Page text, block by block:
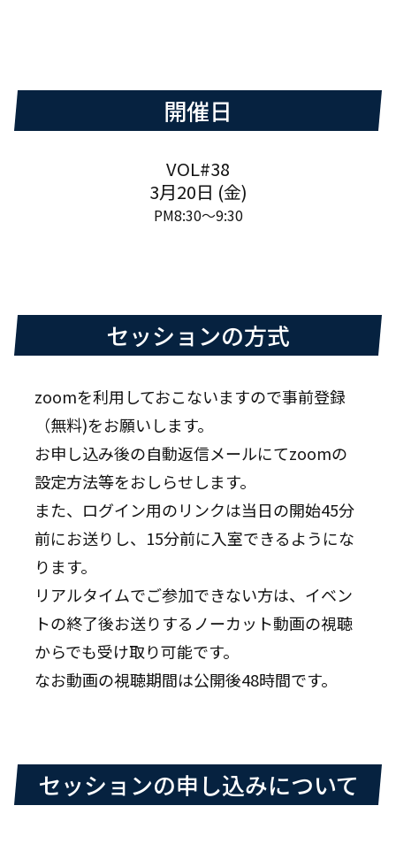
開催日
VOL#38
3月20日 (金)
PM8:30～9:30
セッションの方式
zoomを利用しておこないますので事前登録
（無料)をお願いします。
お申し込み後の自動返信メールにてzoomの
設定方法等をおしらせします。
また、ログイン用のリンクは当日の開始45分
前にお送りし、15分前に入室できるようにな
ります。
リアルタイムでご参加できない方は、イベン
トの終了後お送りするノーカット動画の視聴
からでも受け取り可能です。
なお動画の視聴期間は公開後48時間です。
セッションの申し込みについて